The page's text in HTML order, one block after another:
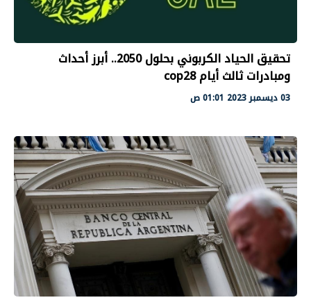
تحقيق الحياد الكربوني بحلول 2050.. أبرز أحداث
ومبادرات ثالث أيام cop28
03 ديسمبر 2023 01:01 ص